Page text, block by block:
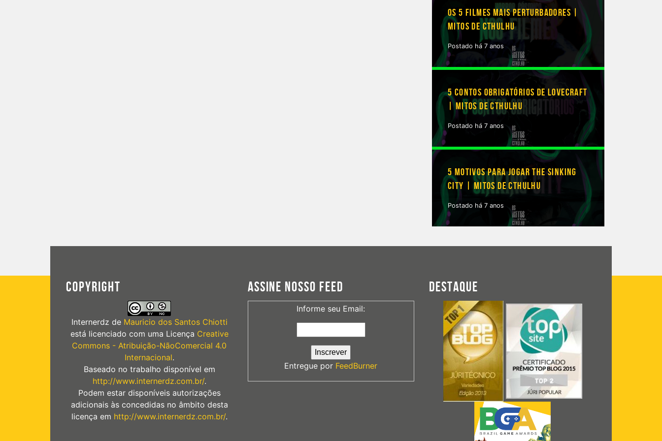
OS 5 FILMES MAIS PERTURBADORES |
MITOS DE CTHULHU
Postado há 7 anos
5 CONTOS OBRIGATÓRIOS DE LOVECRAFT
| MITOS DE CTHULHU
Postado há 7 anos
5 MOTIVOS PARA JOGAR THE SINKING
CITY | MITOS DE CTHULHU
Postado há 7 anos
COPYRIGHT
Internerdz de Mauricio dos Santos Chiotti
está licenciado com uma Licença Creative
Commons - Atribuição-NãoComercial 4.0
Internacional.
Baseado no trabalho disponível em
http://www.internerdz.com.br/.
Podem estar disponíveis autorizações
adicionais às concedidas no âmbito desta
licença em http://www.internerdz.com.br/.
ASSINE NOSSO FEED
Informe seu Email:
Entregue por FeedBurner
DESTAQUE